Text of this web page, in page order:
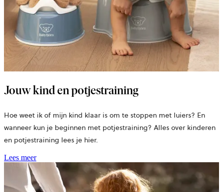
Jouw kind en potjestraining
Hoe weet ik of mijn kind klaar is om te stoppen met luiers? En
wanneer kun je beginnen met potjestraining? Alles over kinderen
en potjestraining lees je hier.
Lees meer